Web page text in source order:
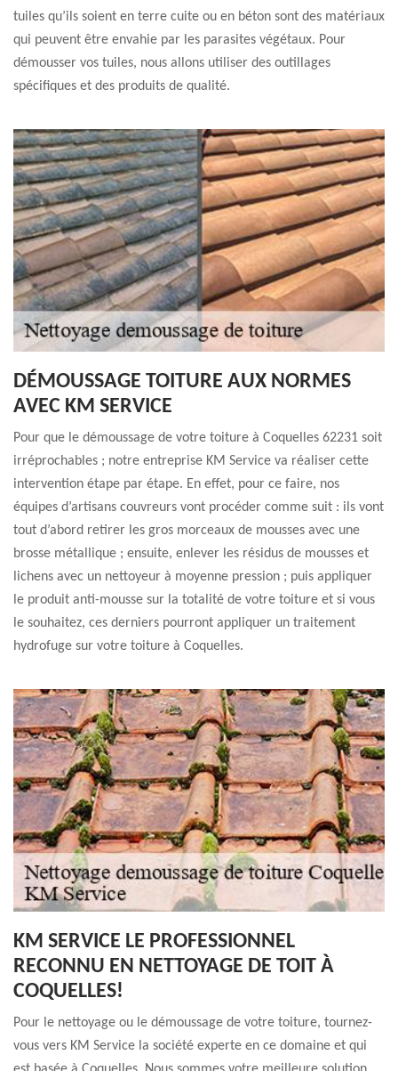
tuiles qu’ils soient en terre cuite ou en béton sont des matériaux
qui peuvent être envahie par les parasites végétaux. Pour
démousser vos tuiles, nous allons utiliser des outillages
spécifiques et des produits de qualité.
DÉMOUSSAGE TOITURE AUX NORMES
AVEC KM SERVICE
Pour que le démoussage de votre toiture à Coquelles 62231 soit
irréprochables ; notre entreprise KM Service va réaliser cette
intervention étape par étape. En effet, pour ce faire, nos
équipes d’artisans couvreurs vont procéder comme suit : ils vont
tout d’abord retirer les gros morceaux de mousses avec une
brosse métallique ; ensuite, enlever les résidus de mousses et
lichens avec un nettoyeur à moyenne pression ; puis appliquer
le produit anti-mousse sur la totalité de votre toiture et si vous
le souhaitez, ces derniers pourront appliquer un traitement
hydrofuge sur votre toiture à Coquelles.
KM SERVICE LE PROFESSIONNEL
RECONNU EN NETTOYAGE DE TOIT À
COQUELLES!
Pour le nettoyage ou le démoussage de votre toiture, tournez-
vous vers KM Service la société experte en ce domaine et qui